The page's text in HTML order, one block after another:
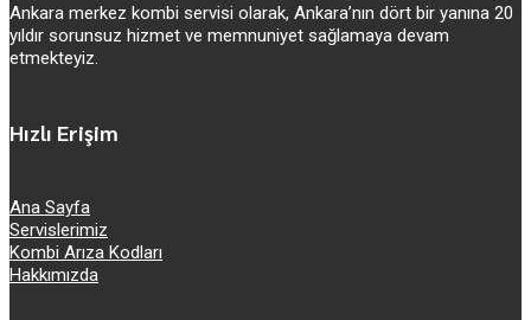
Ankara merkez kombi servisi olarak, Ankara’nın dört bir yanına 20
yıldır sorunsuz hizmet ve memnuniyet sağlamaya devam
etmekteyiz.
Hızlı Erişim
Ana Sayfa
Servislerimiz
Kombi Arıza Kodları
Hakkımızda